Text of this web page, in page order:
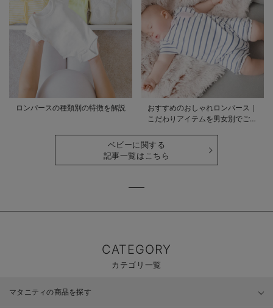
ロンパースの種類別の特徴を解説
おすすめのおしゃれロンパース｜
こだわりアイテムを男女別でご紹
ベビーに関する
記事一覧はこちら
CATEGORY
カテゴリ一覧
マタニティの商品を探す